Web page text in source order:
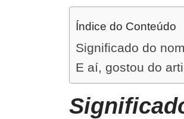
Índice do Conteúdo
Significado do
E aí, gostou do